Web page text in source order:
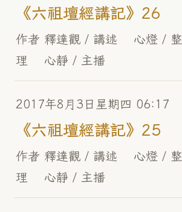
《六祖壇經講記》26
作者 釋達觀 / 講述 心燈 / 整
理 心靜 / 主播
2017年8月3日星期四 06:17
《六祖壇經講記》25
作者 釋達觀 / 講述 心燈 / 整
理 心靜 / 主播